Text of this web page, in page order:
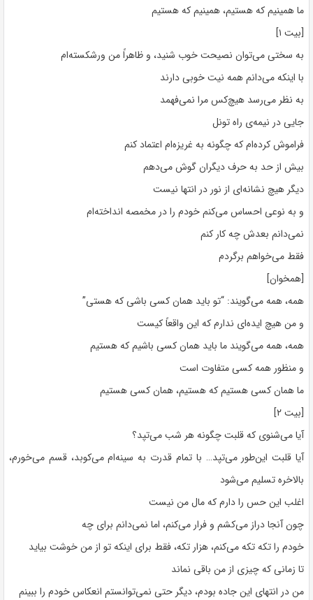
ما همینیم که هستیم، همینیم که هستیم
[بیت ۱]
به سختی می‌توان نصیحت خوب شنید، و ظاهراً من ورشکسته‌ام
با اینکه می‌دانم همه نیت خوبی دارند
به نظر می‌رسد هیچ‌کس مرا نمی‌فهمد
جایی در نیمه‌ی راه تونل
فراموش کرده‌ام که چگونه به غریزه‌ام اعتماد کنم
بیش از حد به حرف دیگران گوش می‌دهم
دیگر هیچ نشانه‌ای از نور در انتها نیست
و به نوعی احساس می‌کنم خودم را در مخمصه انداخته‌ام
نمی‌دانم بعدش چه کار کنم
فقط می‌خواهم برگردم
[همخوان]
همه، همه می‌گویند: “تو باید همان کسی باشی که هستی”
و من هیچ ایده‌ای ندارم که این واقعاً کیست
همه، همه می‌گویند ما باید همان کسی باشیم که هستیم
و منظور همه کسی متفاوت است
ما همان کسی هستیم که هستیم، همان کسی هستیم
[بیت ۲]
آیا می‌شنوی که قلبت چگونه هر شب می‌تپد؟
آیا قلبت این‌طور می‌تپد… با تمام قدرت به سینه‌ام می‌کوبد، قسم می‌خورم،
بالاخره تسلیم می‌شود
اغلب این حس را دارم که مال من نیست
چون آنجا دراز می‌کشم و فرار می‌کنم، اما نمی‌دانم برای چه
خودم را تکه تکه می‌کنم، هزار تکه، فقط برای اینکه تو از من خوشت بیاید
تا زمانی که چیزی از من باقی نماند
من در انتهای این جاده بودم، دیگر حتی نمی‌توانستم انعکاس خودم را ببینم